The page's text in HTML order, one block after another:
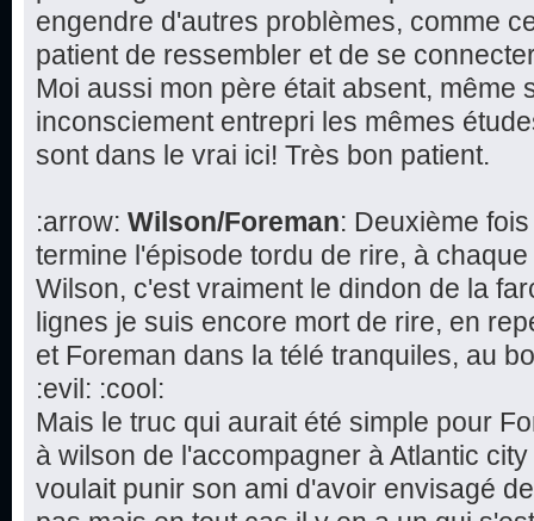
engendre d'autres problèmes, comme
patient de ressembler et de se
Moi aussi mon père était absent, même
inconsciement entrepri les mêmes
sont dans le vrai ici! Très bon patient.
:arrow: Wilson/Foreman: Deuxième
termine l'épisode tordu de rire, à
Wilson, c'est vraiment le dindon de la
lignes je suis encore mort de rire, en
et Foreman dans la télé tranquiles, au
:evil: :cool:
Mais le truc qui aurait été simple pour
à wilson de l'accompagner à Atlantic
voulait punir son ami d'avoir envisagé